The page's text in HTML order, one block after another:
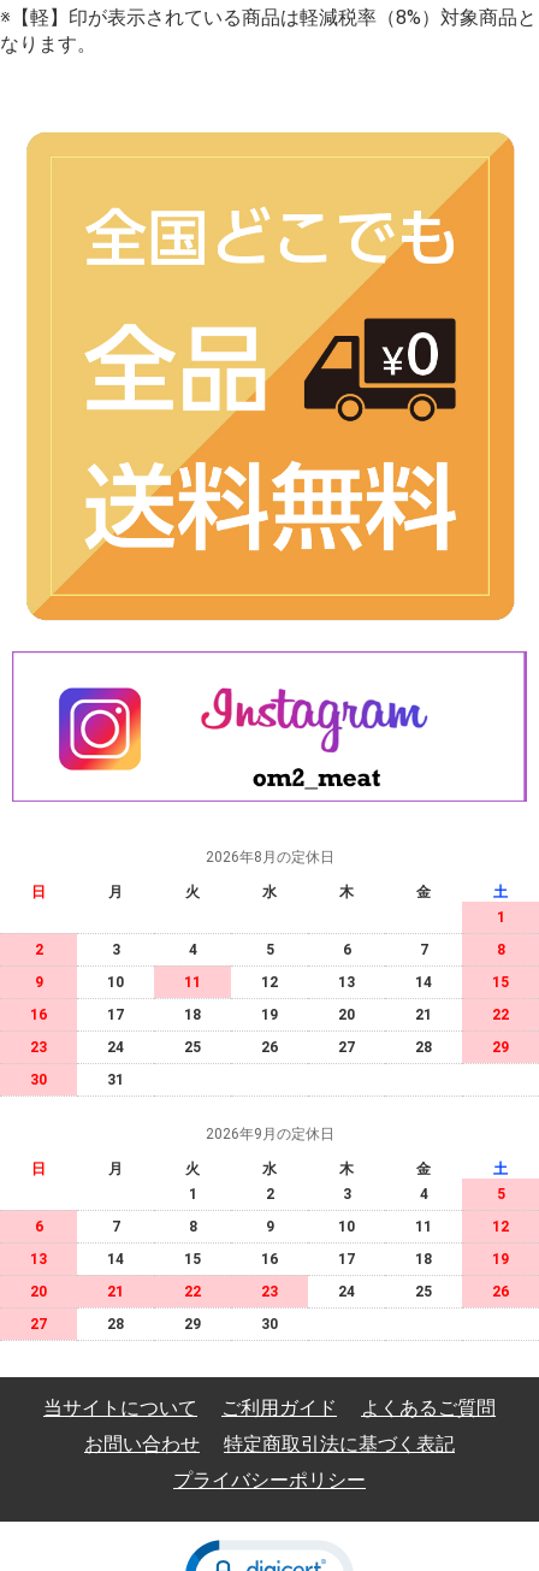
※【軽】印が表示されている商品は軽減税率（8%）対象商品と
なります。
2026年8月の定休日
日 月 火 水 木 金
土
1
2
3 4 5 6 7
8
9
10 11 12 13 14
15
16
17 18 19 20 21
22
23
24 25 26 27 28
29
30
31
2026年9月の定休日
日 月 火 水 木 金
土
1
2 3 4
5
6
7 8 9 10 11
12
13
14 15 16 17 18
19
20
21 22 23 24 25
26
27
28 29 30
当サイトについて ご利用ガイド
よくあるご質問
お問い合わせ
特定商取引法に基づく表記
プライバシーポリシー